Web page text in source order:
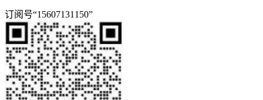
订阅号“15607131150”